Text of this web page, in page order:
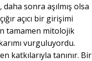
sonra aşılmış olsa
açıcı bir girişimi
tamamen mitolojik
vurguluyordu.
katkılarıyla tanınır. Bir